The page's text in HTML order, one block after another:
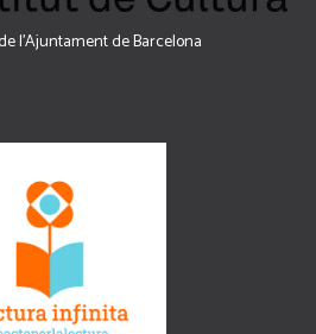
l’Ajuntament de Barcelona